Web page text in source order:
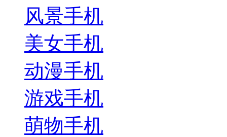
风景手机
美女手机
动漫手机
游戏手机
萌物手机